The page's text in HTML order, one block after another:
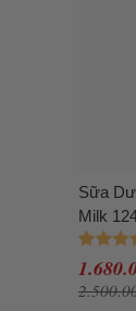
Sữa
Milk